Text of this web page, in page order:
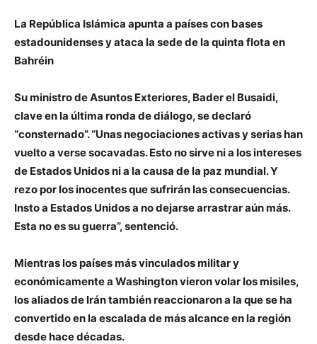
La República Islámica apunta a países con bases
estadounidenses y ataca la sede de la quinta flota en
Bahréin
Su ministro de Asuntos Exteriores, Bader el Busaidi,
clave en la última ronda de diálogo, se declaró
“consternado”. “Unas negociaciones activas y serias han
vuelto a verse socavadas. Esto no sirve ni a los intereses
de Estados Unidos ni a la causa de la paz mundial. Y
rezo por los inocentes que sufrirán las consecuencias.
Insto a Estados Unidos a no dejarse arrastrar aún más.
Esta no es su guerra”, sentenció.
Mientras los países más vinculados militar y
económicamente a Washington vieron volar los misiles,
los aliados de Irán también reaccionaron a la que se ha
convertido en la escalada de más alcance en la región
desde hace décadas.